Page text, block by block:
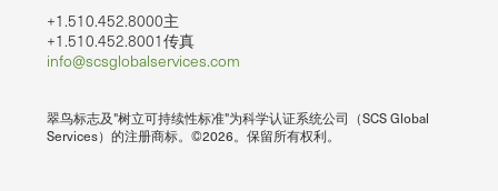
+1.510.452.8000主
+1.510.452.8001传真
info@scsglobalservices.com
翠鸟标志及"树立可持续性标准"为科学认证系统公司（SCS Global
Services）的注册商标。©2026。保留所有权利。